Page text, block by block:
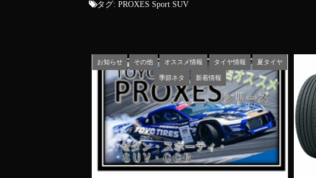
タグ: PROXES Sport SUV
お知らせ その他 オススメ情報 タイヤ情報 夏タイヤ
季節ネタ 新着情報